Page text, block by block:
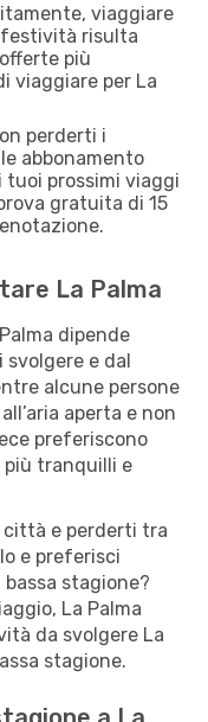
viaggiare
risulta
più
viaggiare per La
perderti i
abbonamento
tuoi prossimi viaggi
gratuita di 15
La Palma
dipende
e dal
alcune persone
aperta e non
preferiscono
più tranquilli e
città e perderti tra
e preferisci
stagione?
La Palma
da svolgere La
stagione.